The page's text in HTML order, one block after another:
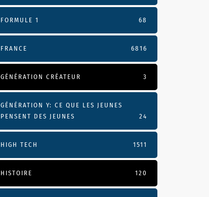
FORMULE 1 68
FRANCE 6816
GÉNÉRATION CRÉATEUR 3
GÉNÉRATION Y: CE QUE LES JEUNES
PENSENT DES JEUNES
24
HIGH TECH 1511
HISTOIRE 120